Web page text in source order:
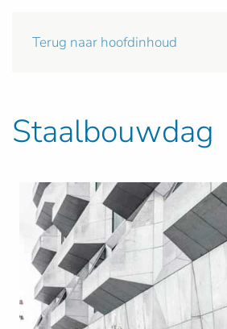
Terug naar hoofdinhoud
Staalbouwdag